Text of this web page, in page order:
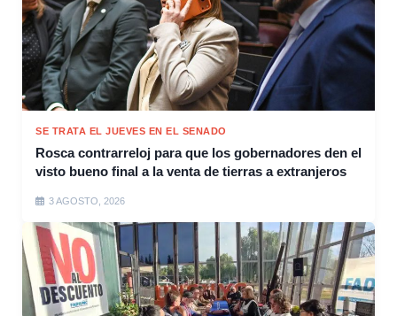
SE TRATA EL JUEVES EN EL SENADO
Rosca contrarreloj para que los gobernadores den el
visto bueno final a la venta de tierras a extranjeros
3 AGOSTO, 2026